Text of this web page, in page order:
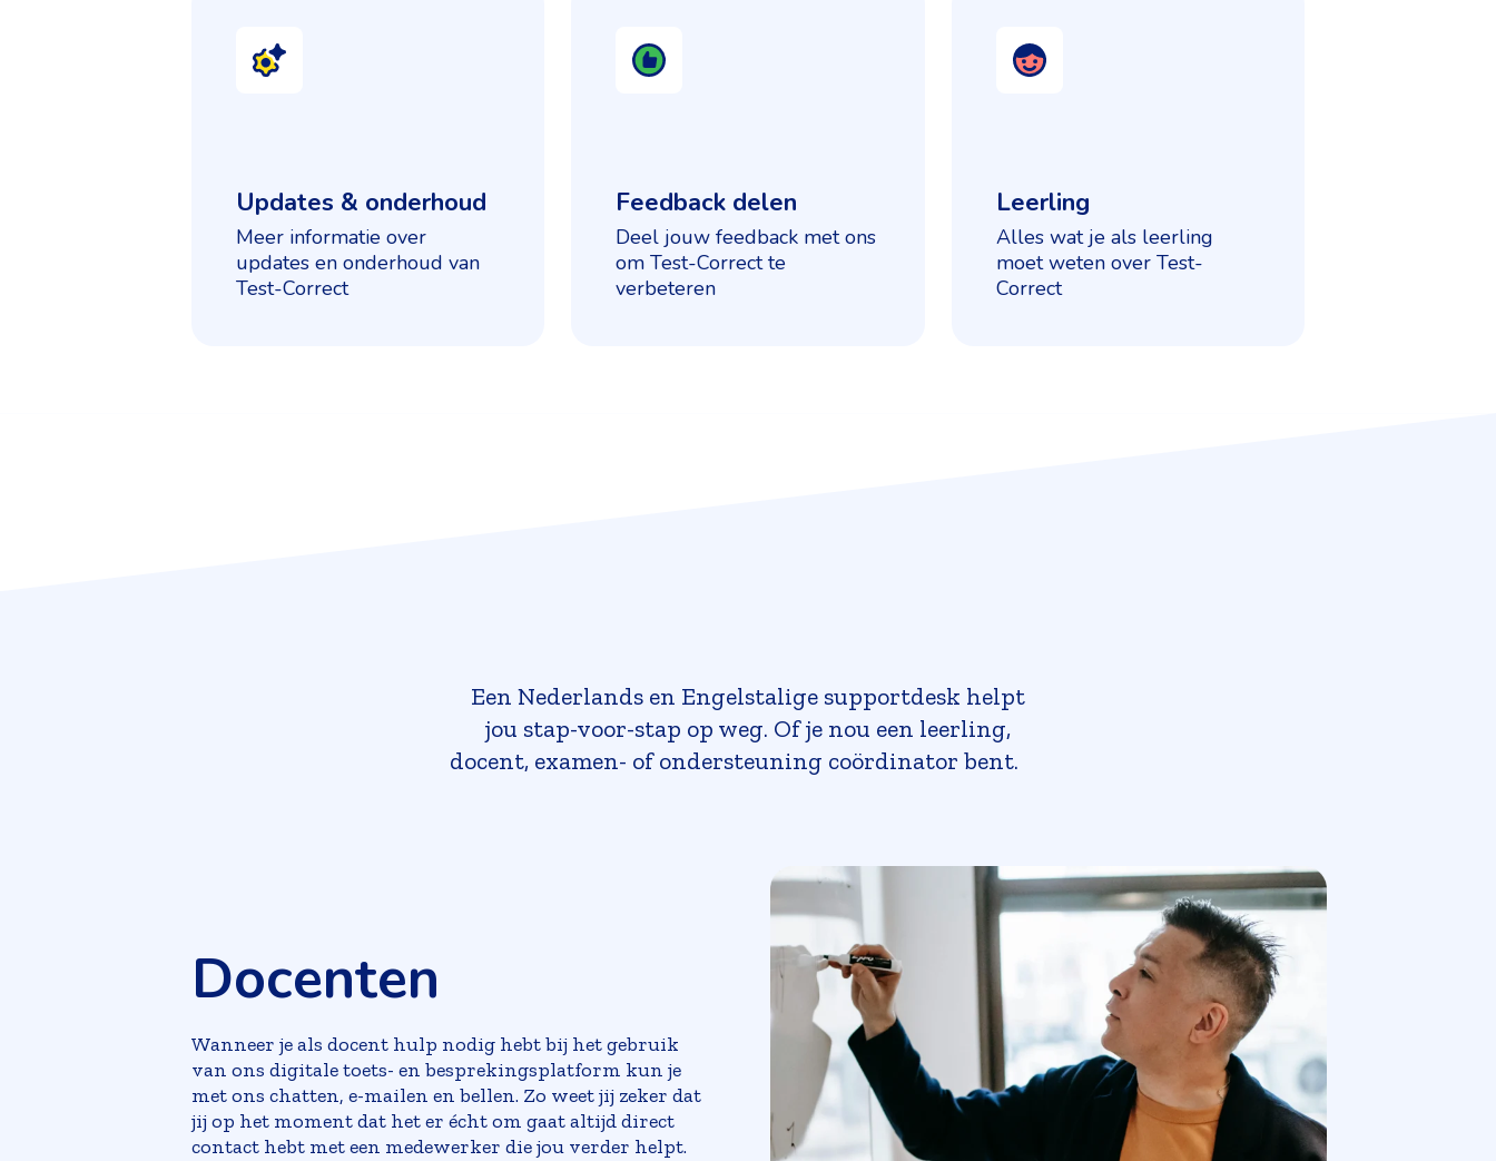
Updates & onderhoud
Meer informatie over
updates en onderhoud van
Test-Correct
Feedback delen
Deel jouw feedback met ons
om Test-Correct te
verbeteren
Leerling
Alles wat je als leerling
moet weten over Test-
Correct
Een Nederlands en Engelstalige supportdesk helpt
jou stap-voor-stap op weg. Of je nou een leerling,
docent, examen- of ondersteuning coördinator bent.
Docenten
Wanneer je als docent hulp nodig hebt bij het gebruik
van ons digitale toets- en besprekingsplatform kun je
met ons chatten, e-mailen en bellen. Zo weet jij zeker dat
jij op het moment dat het er écht om gaat altijd direct
contact hebt met een medewerker die jou verder helpt.